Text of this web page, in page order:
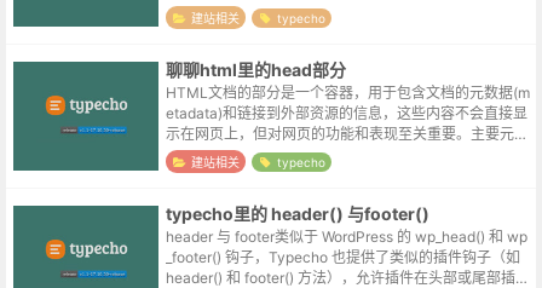
不够明显，二次登录的场合操作也较繁琐，所以想实现前
台以ajax的方式登录。实现aja...
建站相关 typecho
聊聊html里的head部分
HTML文档的部分是一个容器，用于包含文档的元数据(m
etadata)和链接到外部资源的信息，这些内容不会直接显
示在网页上，但对网页的功能和表现至关重要。主要元素
和功能1. 基础元素<title>: 定义文档标题，显示在浏...
建站相关 typecho
typecho里的 header() 与footer()
header 与 footer类似于 WordPress 的 wp_head() 和 wp
_footer() 钩子，Typecho 也提供了类似的插件钩子（如
header() 和 footer() 方法），允许插件在头部或尾部插入